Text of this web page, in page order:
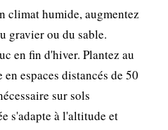
climat humide, augmentez
gravier ou du sable.
en fin d'hiver. Plantez au
espaces distancés de 50
sur sols
s'adapte à l'altitude et